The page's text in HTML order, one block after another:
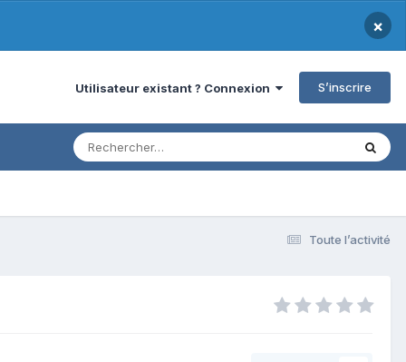
×
Utilisateur existant ? Connexion S’inscrire
Toute l’activité